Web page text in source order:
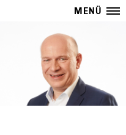
MENÜ